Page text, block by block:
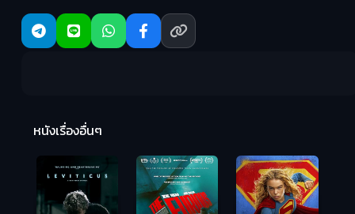
หนังเรื่องอื่นๆ